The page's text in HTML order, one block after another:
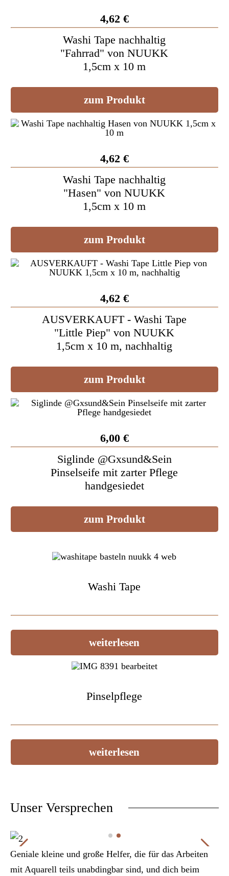
Geniale kleine und große Helfer, die für das Arbeiten
mit Aquarell teils unabdingbar sind, und dich beim
4,62 €
Washi Tape nachhaltig
"Fahrrad" von NUUKK
1,5cm x 10 m
zum Produkt
4,62 €
Washi Tape nachhaltig
"Hasen" von NUUKK
1,5cm x 10 m
zum Produkt
4,62 €
AUSVERKAUFT - Washi Tape
"Little Piep" von NUUKK
1,5cm x 10 m, nachhaltig
zum Produkt
6,00 €
Siglinde @Gxsund&Sein
Pinselseife mit zarter Pflege
handgesiedet
zum Produkt
Washi Tape
weiterlesen
Pinselpflege
weiterlesen
Unser Versprechen